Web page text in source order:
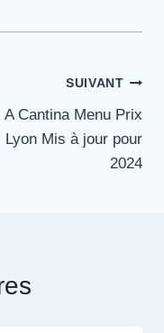
SUIVANT
A Cantina Menu Prix
Lyon Mis à jour pour
2024